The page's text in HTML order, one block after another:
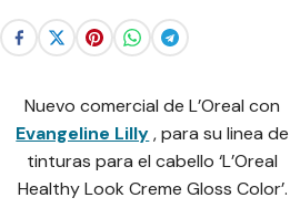
Nuevo comercial de L’Oreal con
Evangeline Lilly, para su linea de
tinturas para el cabello ‘L’Oreal
Healthy Look Creme Gloss Color’.